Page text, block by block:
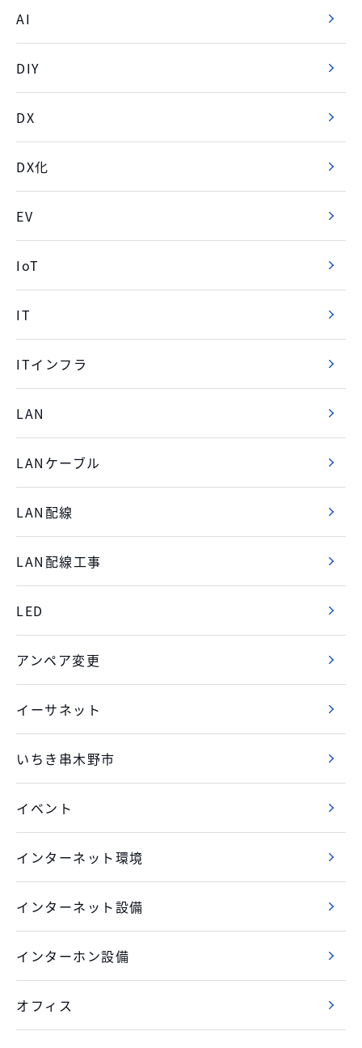
AI
DIY
DX
DX化
EV
IoT
IT
ITインフラ
LAN
LANケーブル
LAN配線
LAN配線工事
LED
アンペア変更
イーサネット
いちき串木野市
イベント
インターネット環境
インターネット設備
インターホン設備
オフィス